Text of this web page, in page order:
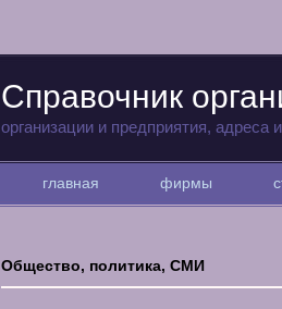
Справочник
организации и предприятия,
главная фирмы
Общество, политика, СМИ